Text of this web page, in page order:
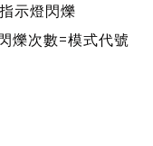
示燈閃爍
爍次數=模式代號